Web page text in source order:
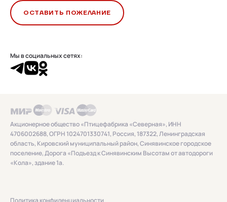
Мы в социальных сетях:
ОСТАВИТЬ ПОЖЕЛАНИЕ
Политика конфиденциальности
Акционерное общество «Птицефабрика «Северная», ИНН
4706002688, ОГРН 1024701330741, Россия, 187322, Ленинградская
область, Кировский муниципальный район, Синявинское городское
поселение, Дорога «Подъезд к Синявинским Высотам от автодороги
«Кола», здание 1а.